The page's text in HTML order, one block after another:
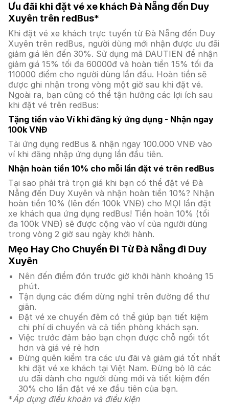
Ưu đãi khi đặt vé xe khách Đà Nẵng đến Duy
Xuyên trên redBus*
Khi đặt vé xe khách trực tuyến từ Đà Nẵng đến Duy
Xuyên trên redBus, người dùng mới nhận được ưu đãi
giảm giá lên đến 30%. Sử dụng mã DAUTIEN để nhận
giảm giá 15% tối đa 60000đ và hoàn tiền 15% tối đa
110000 điểm cho người dùng lần đầu. Hoàn tiền sẽ
được ghi nhận trong vòng một giờ sau khi đặt vé.
Ngoài ra, bạn cũng có thể tận hưởng các lợi ích sau
khi đặt vé trên redBus:
Tặng tiền vào Ví khi đăng ký ứng dụng - Nhận ngay
100k VNĐ
Tải ứng dụng redBus & nhận ngay 100.000 VNĐ vào
ví khi đăng nhập ứng dụng lần đầu tiên.
Nhận hoàn tiền 10% cho mỗi lần đặt vé trên redBus
Tại sao phải trả trọn giá khi bạn có thể đặt vé Đà
Nẵng đến Duy Xuyên và nhận hoàn tiền 10%? Nhận
hoàn tiền 10% (lên đến 100k VNĐ) cho MỌI lần đặt
xe khách qua ứng dụng redBus! Tiền hoàn 10% (tối
đa 100k VNĐ) sẽ được cộng vào ví của người dùng
trong vòng 2 giờ sau ngày khởi hành.
Mẹo Hay Cho Chuyến Đi Từ Đà Nẵng đi Duy
Xuyên
Nên đến điểm đón trước giờ khởi hành khoảng 15
phút.
Tận dụng các điểm dừng nghỉ trên đường để thư
giãn.
Đặt vé xe chuyến đêm có thể giúp bạn tiết kiệm
chi phí di chuyển và cả tiền phòng khách sạn.
Việc trước đảm bảo bạn chọn được chỗ ngồi tốt
hơn và giá vé rẻ hơn
Đừng quên kiểm tra các ưu đãi và giảm giá tốt nhất
khi đặt vé xe khách tại Việt Nam. Đừng bỏ lỡ các
ưu đãi dành cho người dùng mới và tiết kiệm đến
30% cho lần đặt vé xe đầu tiên của bạn.
*Áp dụng điều khoản và điều kiện